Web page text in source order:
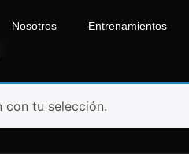
Nosotros Entrenamientos
con tu selección.